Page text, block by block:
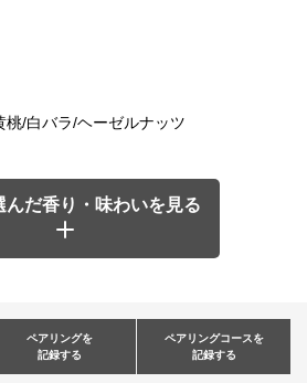
桃/白バラ/ヘーゼルナッツ
んだ香り・味わいを見る
ペアリングを
記録する
ペアリングコースを
記録する